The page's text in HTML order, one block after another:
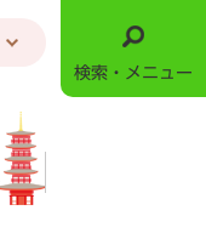
検索・メニュー